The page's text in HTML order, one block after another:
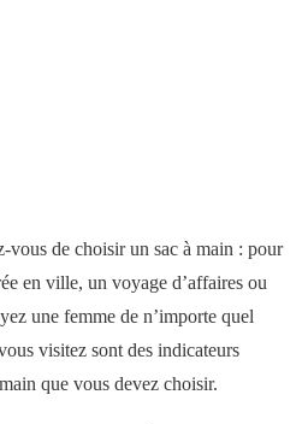
vous de choisir un sac à main : pour
en ville, un voyage d’affaires ou
une femme de n’importe quel
visitez sont des indicateurs
que vous devez choisir.